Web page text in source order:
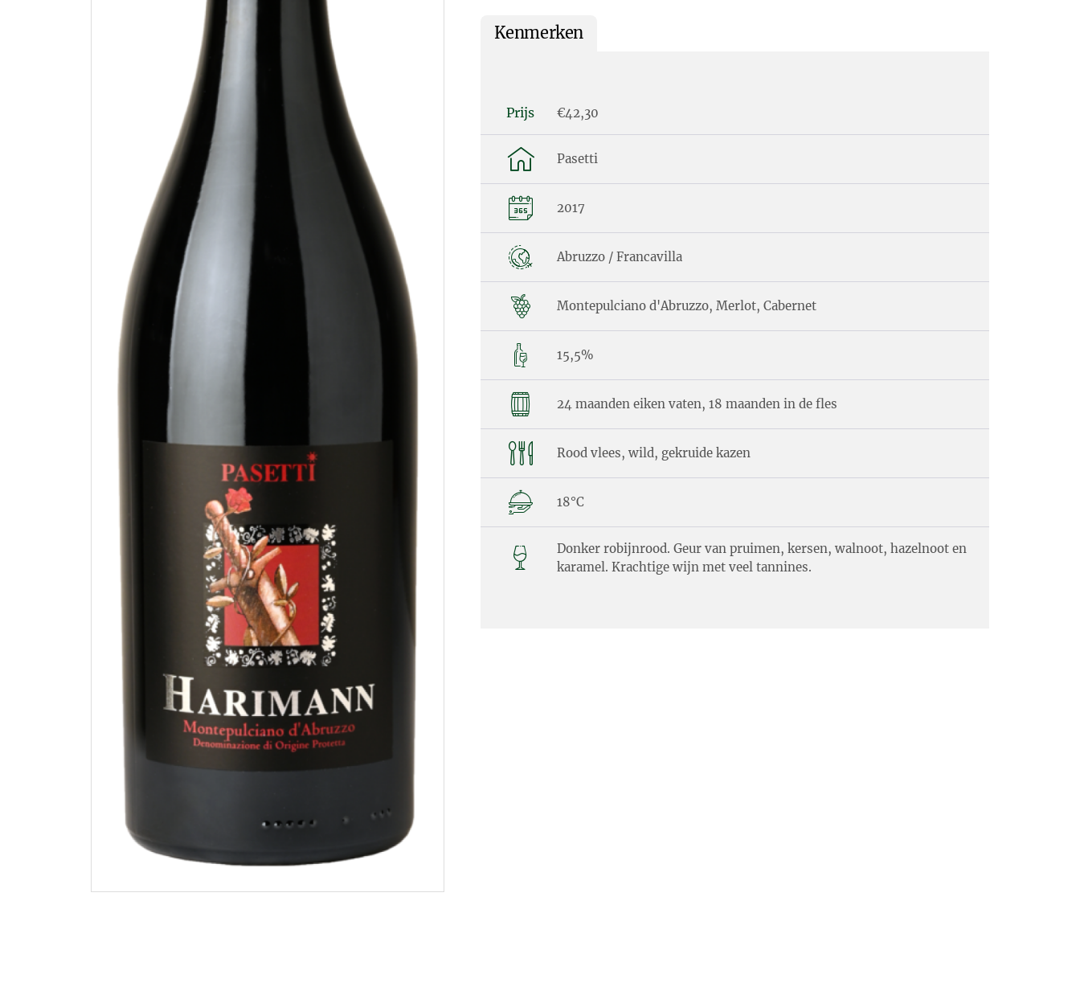
Kenmerken
Prijs €42,30
Pasetti
2017
Abruzzo / Francavilla
Montepulciano d'Abruzzo, Merlot, Cabernet
15,5%
24 maanden eiken vaten, 18 maanden in de fles
Rood vlees, wild, gekruide kazen
18°C
Donker robijnrood. Geur van pruimen, kersen, walnoot, hazelnoot en
karamel. Krachtige wijn met veel tannines.